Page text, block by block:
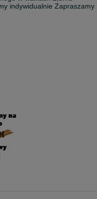
indywidualnie Zapraszamy
przekroje
ćwierćwałki